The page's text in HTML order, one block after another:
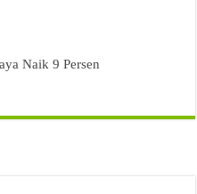
Naik 9 Persen